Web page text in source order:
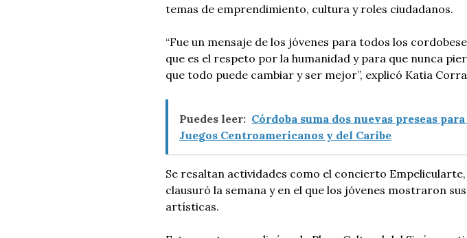
temas de emprendimiento, cultura y roles ciudadanos.
“Fue un mensaje de los jóvenes para todos los
que es el respeto por la humanidad y para que nunca
que todo puede cambiar y ser mejor”, explicó Katia
Puedes leer: Córdoba suma dos nuevas preseas
Juegos Centroamericanos y del Caribe
Se resaltan actividades como el concierto Empelicularte,
clausuró la semana y en el que los jóvenes mostraron
artísticas.